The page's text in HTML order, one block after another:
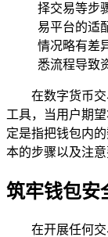
择交易等步
易平台的适
情况略有差
悉流程导致
在数字货币
工具，当用户期
定是指把钱包内
本的步骤以及注意
筑牢钱包安
在开展任何